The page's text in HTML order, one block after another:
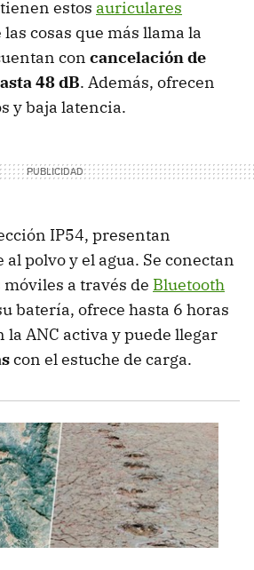
estos auriculares
las cosas que más llama la
con cancelación de
48 dB. Además, ofrecen
y baja latencia.
IP54, presentan
polvo y el agua. Se conectan
a través de Bluetooth
batería, ofrece hasta 6 horas
la ANC activa y puede llegar
con el estuche de carga.